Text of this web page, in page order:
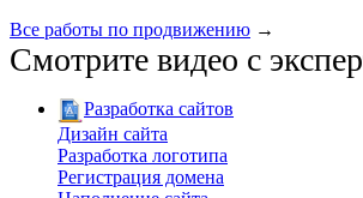
Все работы по продвижению →
Смотрите видео с
Разработка сайтов
Дизайн сайта
Разработка логотипа
Регистрация домена